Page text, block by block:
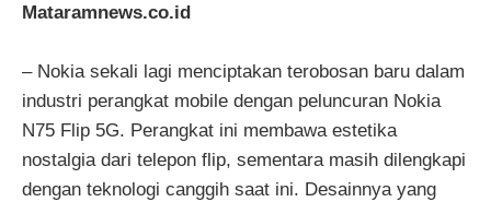
Mataramnews.co.id
– Nokia sekali lagi menciptakan terobosan baru dalam
industri perangkat mobile dengan peluncuran Nokia
N75 Flip 5G. Perangkat ini membawa estetika
nostalgia dari telepon flip, sementara masih dilengkapi
dengan teknologi canggih saat ini. Desainnya yang